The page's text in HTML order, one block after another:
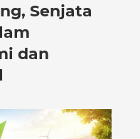
Senjata
dan